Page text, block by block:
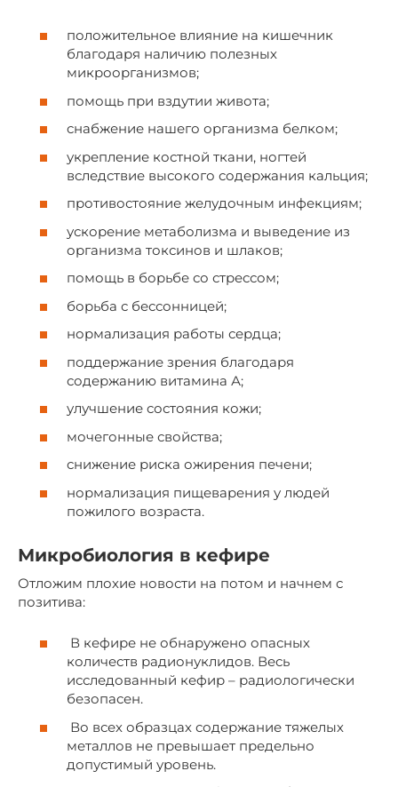
положительное влияние на кишечник
благодаря наличию полезных
микроорганизмов;
помощь при вздутии живота;
снабжение нашего организма белком;
укрепление костной ткани, ногтей
вследствие высокого содержания кальция;
противостояние желудочным инфекциям;
ускорение метаболизма и выведение из
организма токсинов и шлаков;
помощь в борьбе со стрессом;
борьба с бессонницей;
нормализация работы сердца;
поддержание зрения благодаря
содержанию витамина А;
улучшение состояния кожи;
мочегонные свойства;
снижение риска ожирения печени;
нормализация пищеварения у людей
пожилого возраста.
Микробиология в кефире
Отложим плохие новости на потом и начнем с
позитива:
В кефире не обнаружено опасных
количеств радионуклидов. Весь
исследованный кефир – радиологически
безопасен.
Во всех образцах содержание тяжелых
металлов не превышает предельно
допустимый уровень.